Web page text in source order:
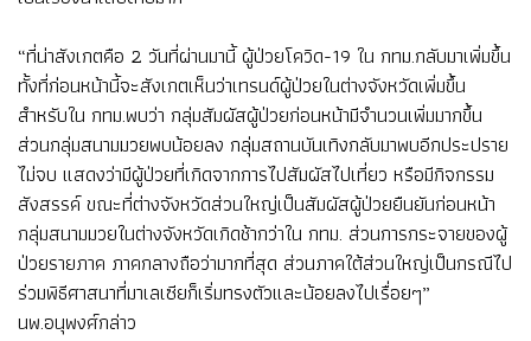
“ที่น่าสังเกตคือ 2 วันที่ผ่านมานี้ ผู้ป่วยโควิด-19 ใน กทม.กลับมาเพิ่มขึ้น
ทั้งที่ก่อนหน้านี้จะสังเกตเห็นว่าเทรนด์ผู้ป่วยในต่างจังหวัดเพิ่มขึ้น
สำหรับใน กทม.พบว่า กลุ่มสัมผัสผู้ป่วยก่อนหน้ามีจำนวนเพิ่มมากขึ้น
ส่วนกลุ่มสนามมวยพบน้อยลง กลุ่มสถานบันเทิงกลับมาพบอีกประปราย
ไม่จบ แสดงว่ามีผู้ป่วยที่เกิดจากการไปสัมผัสไปเที่ยว หรือมีกิจกรรม
สังสรรค์ ขณะที่ต่างจังหวัดส่วนใหญ่เป็นสัมผัสผู้ป่วยยืนยันก่อนหน้า
กลุ่มสนามมวยในต่างจังหวัดเกิดช้ากว่าใน กทม. ส่วนการกระจายของผู้
ป่วยรายภาค ภาคกลางถือว่ามากที่สุด ส่วนภาคใต้ส่วนใหญ่เป็นกรณีไป
ร่วมพิธีศาสนาที่มาเลเซียก็เริ่มทรงตัวและน้อยลงไปเรื่อยๆ”
นพ.อนุพงศ์กล่าว